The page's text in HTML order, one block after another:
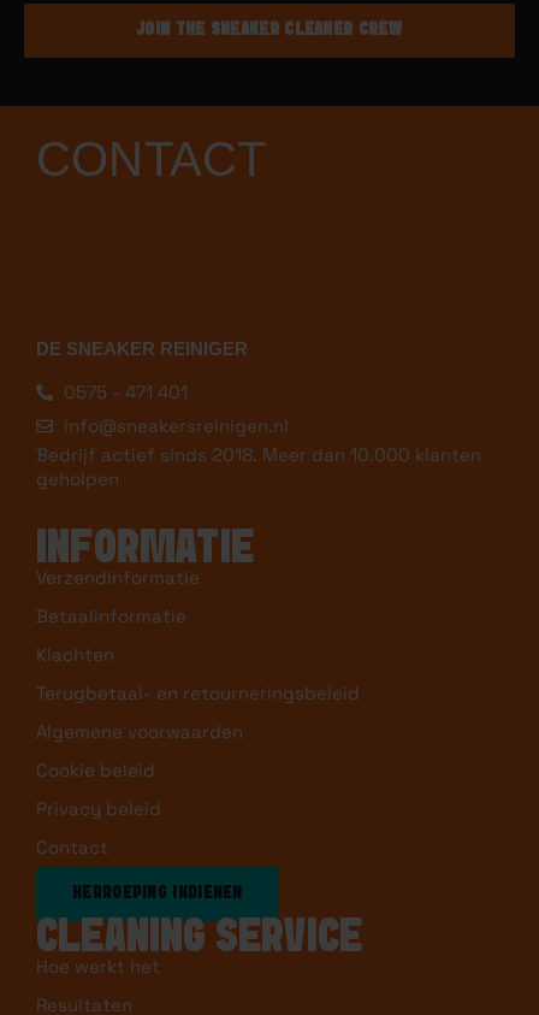
JOIN THE SNEAKER CLEANER CREW
CONTACT
DE SNEAKER REINIGER
0575 - 471 401
info@sneakersreinigen.nl
Bedrijf actief sinds 2018. Meer dan 10.000 klanten
geholpen
INFORMATIE
Verzendinformatie
Betaalinformatie
Klachten
Terugbetaal- en retourneringsbeleid
Algemene voorwaarden
Cookie beleid
Privacy beleid
Contact
HERROEPING INDIENEN
CLEANING SERVICE
Hoe werkt het
Resultaten